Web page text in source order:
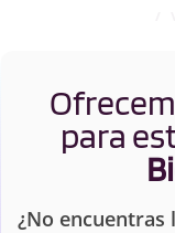
para
¿No encuentras